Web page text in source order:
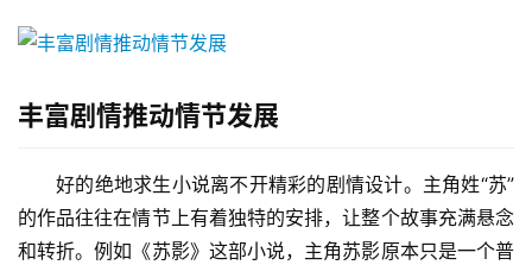
丰富剧情推动情节发展
好的绝地求生小说离不开精彩的剧情设计。主角姓“苏”
的作品往往在情节上有着独特的安排，让整个故事充满悬念
和转折。例如《苏影》这部小说，主角苏影原本只是一个普